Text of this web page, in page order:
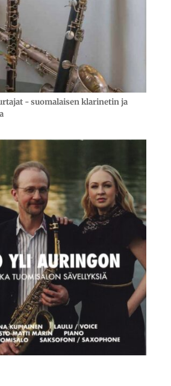
- suomalaisen klarinetin ja